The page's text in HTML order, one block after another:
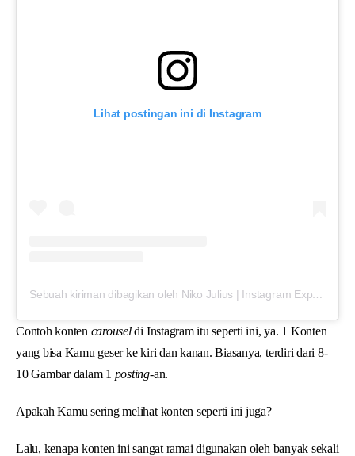
Lihat postingan ini di Instagram
Sebuah kiriman dibagikan oleh Niko Julius | Instagram Expert (@bynikojulius)
Contoh konten carouseldi Instagram itu seperti ini, ya. 1 Konten
yang bisa Kamu geser ke kiri dan kanan. Biasanya, terdiri dari 8-
10 Gambar dalam 1 posting-an.
Apakah Kamu sering melihat konten seperti ini juga?
Lalu, kenapa konten ini sangat ramai digunakan oleh banyak sekali